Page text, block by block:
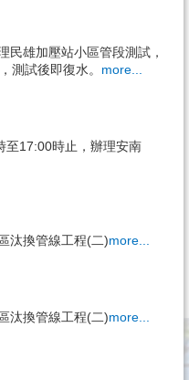
民雄加壓站小區管段測試，
測試後即復水。 more...
至17:00時止，辦理安南
汰換管線工程(二)more...
汰換管線工程(二)more...